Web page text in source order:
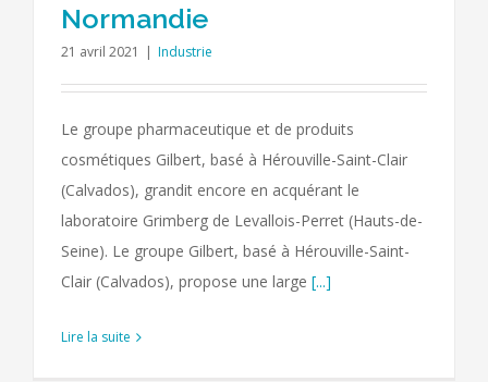
Normandie
21 avril 2021 | Industrie
Le groupe pharmaceutique et de produits
cosmétiques Gilbert, basé à Hérouville-Saint-Clair
(Calvados), grandit encore en acquérant le
laboratoire Grimberg de Levallois-Perret (Hauts-de-
Seine). Le groupe Gilbert, basé à Hérouville-Saint-
Clair (Calvados), propose une large [...]
Lire la suite